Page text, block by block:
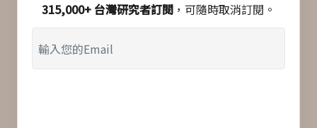
315,000+ 台灣研究者訂閱 ，可隨時取消訂閱。